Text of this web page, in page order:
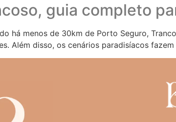
guia completo
há menos de 30km de Porto Seguro,
Além disso, os cenários paradisíacos